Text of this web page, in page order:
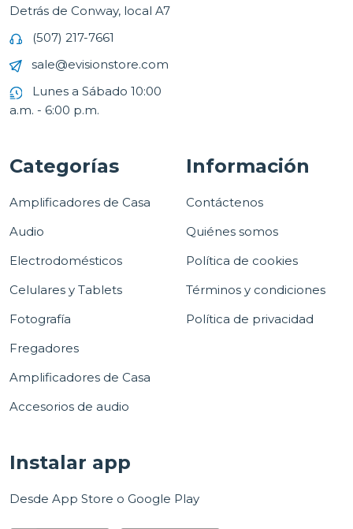
Detrás de Conway, local A7
(507) 217-7661
sale@evisionstore.com
Lunes a Sábado 10:00
a.m. - 6:00 p.m.
Categorías
Amplificadores de Casa
Audio
Electrodomésticos
Celulares y Tablets
Fotografía
Fregadores
Amplificadores de Casa
Accesorios de audio
Información
Contáctenos
Quiénes somos
Política de cookies
Términos y condiciones
Política de privacidad
Instalar app
Desde App Store o Google Play